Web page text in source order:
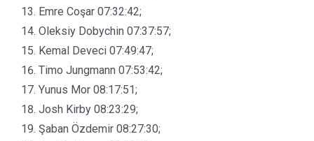
Emre Coşar 07:32:42;
Oleksiy Dobychin 07:37:57;
Kemal Deveci 07:49:47;
Timo Jungmann 07:53:42;
Yunus Mor 08:17:51;
Josh Kirby 08:23:29;
Şaban Özdemir 08:27:30;